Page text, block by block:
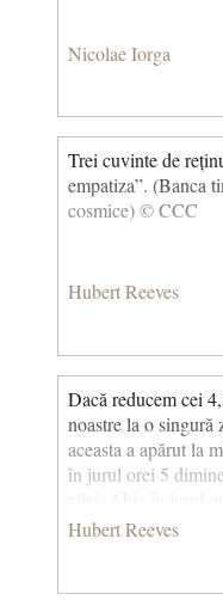
Nicolae Iorga
Trei cuvinte de
empatiza”. (Banca
cosmice) © CCC
Hubert Reeves
Dacă reducem cei
noastre la o singură
aceasta a apărut la
în jurul orei 5
zilei. Abia în jurul
Apoi, la ora 23,
sfârșit abia în
Hubert Reeves